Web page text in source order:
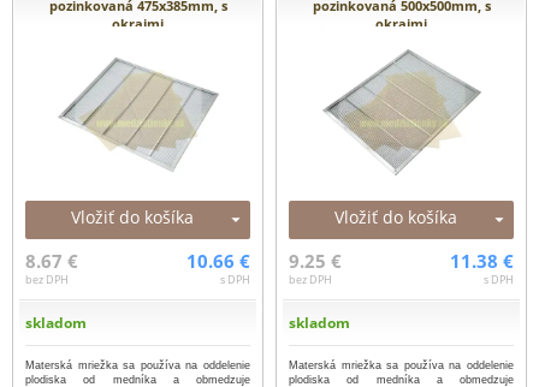
pozinkovaná 475x385mm, s
okrajmi
Vložiť do košíka
8.67 €
bez DPH
10.66 €
s DPH
skladom
Materská mriežka sa používa na oddelenie
plodiska od medníka a obmedzuje
pozinkovaná 500x500mm, s
okrajmi
Vložiť do košíka
9.25 €
bez DPH
11.38 €
s DPH
skladom
Materská mriežka sa používa na oddelenie
plodiska od medníka a obmedzuje